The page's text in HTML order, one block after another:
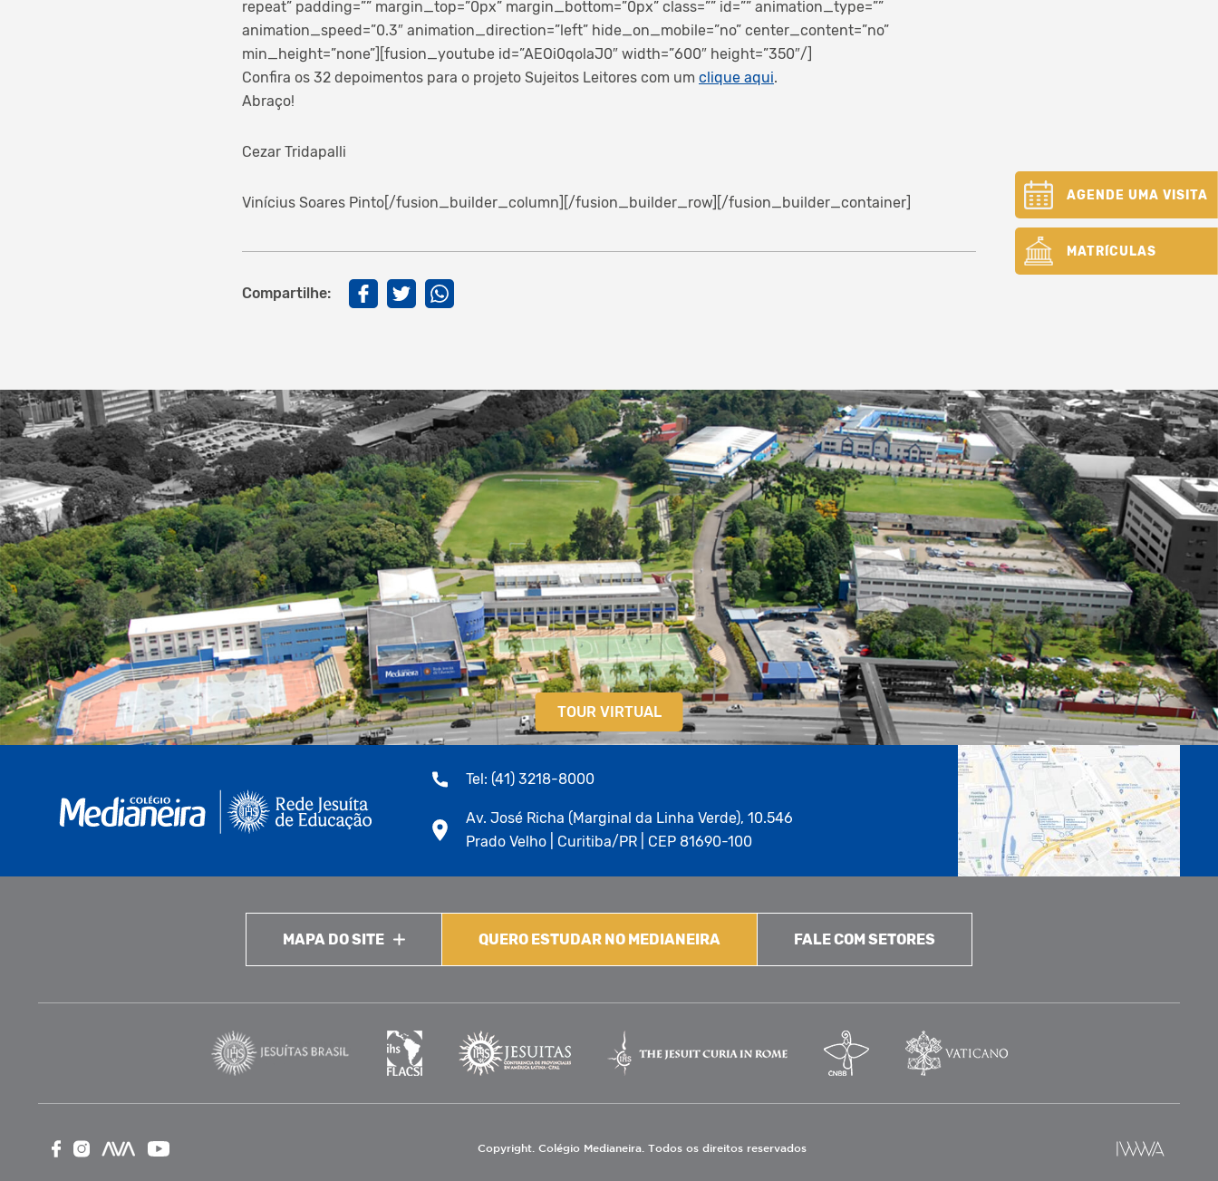
repeat” padding=”” margin_top=”0px” margin_bottom=”0px” class=”” id=”” animation_type=””
animation_speed=”0.3″ animation_direction=”left” hide_on_mobile=”no” center_content=”no”
min_height=”none”][fusion_youtube id=”AEOi0qolaJ0″ width=”600″ height=”350″/]
Confira os 32 depoimentos para o projeto Sujeitos Leitores com um clique aqui.
Abraço!
Cezar Tridapalli
Vinícius Soares Pinto[/fusion_builder_column][/fusion_builder_row][/fusion_builder_container]
Compartilhe:
AGENDE UMA VISITA
MATRÍCULAS
TOUR VIRTUAL
Tel: (41) 3218-8000
Av. José Richa (Marginal da Linha Verde), 10.546
Prado Velho | Curitiba/PR | CEP 81690-100
MAPA DO SITE QUERO ESTUDAR NO MEDIANEIRA FALE COM SETORES
Copyright. Colégio Medianeira. Todos os direitos reservados